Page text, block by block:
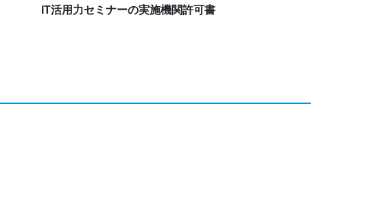
IT活用力セミナーの実施機関許可書